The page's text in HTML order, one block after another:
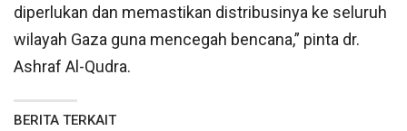
diperlukan dan memastikan distribusinya ke seluruh
wilayah Gaza guna mencegah bencana,” pinta dr.
Ashraf Al-Qudra.
BERITA TERKAIT